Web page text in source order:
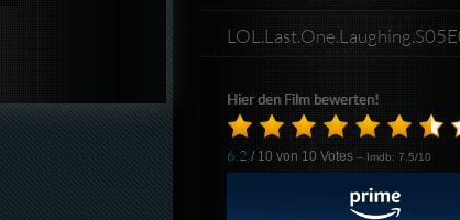
Hier den Film bewerten!
6.2 / 10 von 10 Votes – Imdb: 7.5/10